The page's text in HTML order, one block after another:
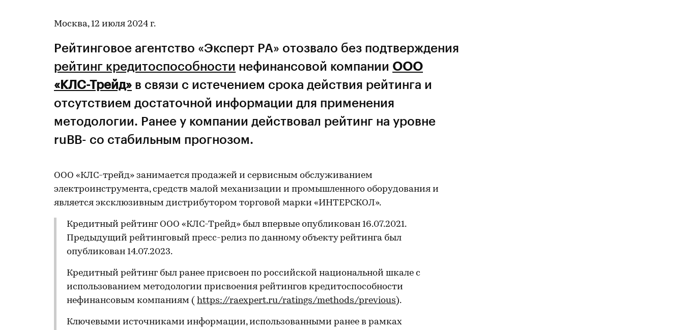
Москва, 12 июля 2024 г.
Рейтинговое агентство «Эксперт РА» отозвало без подтверждения
рейтинг кредитоспособности нефинансовой компании ООО
«КЛС-Трейд» в связи с истечением срока действия рейтинга и
отсутствием достаточной информации для применения
методологии. Ранее у компании действовал рейтинг на уровне
ruВВ- со стабильным прогнозом.
ООО «КЛС-трейд» занимается продажей и сервисным обслуживанием
электроинструмента, средств малой механизации и промышленного оборудования и
является эксклюзивным дистрибутором торговой марки «ИНТЕРСКОЛ».
Кредитный рейтинг ООО «КЛС-Трейд» был впервые опубликован 16.07.2021.
Предыдущий рейтинговый пресс-релиз по данному объекту рейтинга был
опубликован 14.07.2023.
Кредитный рейтинг был ранее присвоен по российской национальной шкале с
использованием методологии присвоения рейтингов кредитоспособности
нефинансовым компаниям ( https://raexpert.ru/ratings/methods/previous).
Ключевыми источниками информации, использованными ранее в рамках